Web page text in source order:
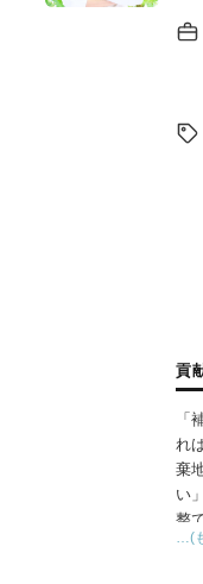
貢
「
れ
棄
い
整
事…(